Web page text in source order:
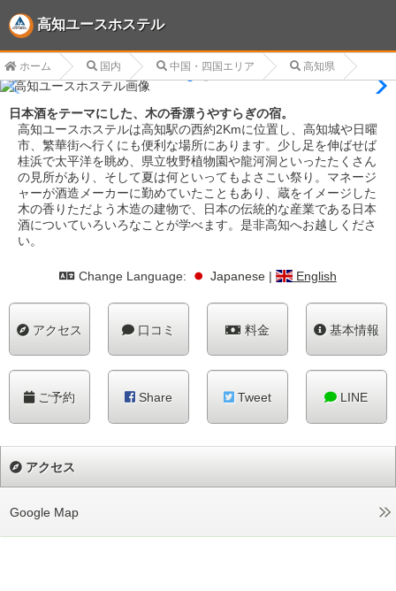
高知ユースホステル
ホーム 国内 中国・四国エリア 高知県
日本酒をテーマにした、木の香漂うやすらぎの宿。
高知ユースホステルは高知駅の西約2Kmに位置し、高知城や日曜
市、繁華街へ行くにも便利な場所にあります。少し足を伸ばせば
桂浜で太平洋を眺め、県立牧野植物園や龍河洞といったたくさん
の見所があり、そして夏は何といってもよさこい祭り。マネージ
ャーが酒造メーカーに勤めていたこともあり、蔵をイメージした
木の香りただよう木造の建物で、日本の伝統的な産業である日本
酒についていろいろなことが学べます。是非高知へお越しくださ
い。
Change Language: Japanese | English
アクセス 口コミ 料金 基本情報
ご予約 Share Tweet LINE
アクセス
Google Map